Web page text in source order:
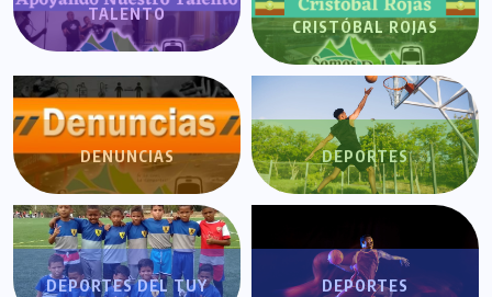
TALENTO
CRISTÓBAL ROJAS
DENUNCIAS DEPORTES
DEPORTES DEL TUY
DEPORTES